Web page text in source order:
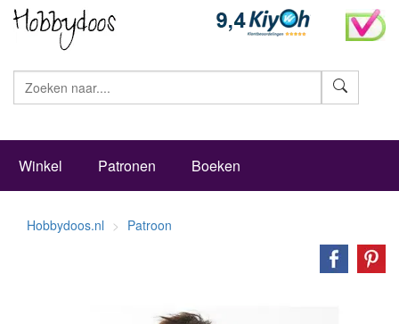
Winkel Patronen Boeken
Hobbydoos.nl Patroon